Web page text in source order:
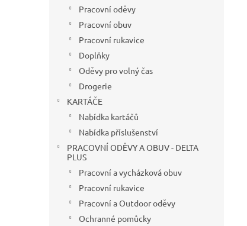
Pracovní oděvy
Pracovní obuv
Pracovní rukavice
Doplňky
Oděvy pro volný čas
Drogerie
KARTÁČE
Nabídka kartáčů
Nabídka příslušenství
PRACOVNÍ ODĚVY A OBUV - DELTA
PLUS
Pracovní a vycházková obuv
Pracovní rukavice
Pracovní a Outdoor oděvy
Ochranné pomůcky